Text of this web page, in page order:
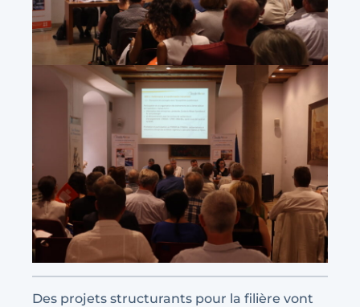
Des projets structurants pour la filière vont